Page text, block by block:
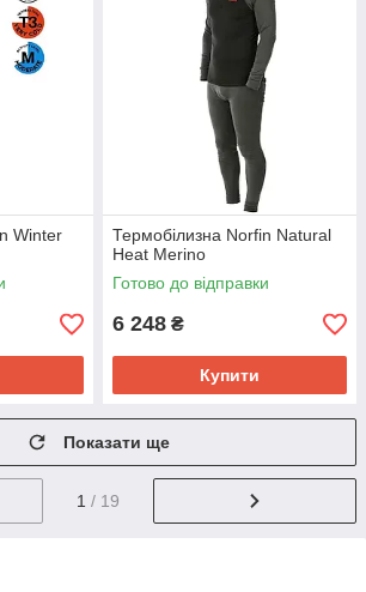
Winter
Термобілизна Norfin Natural
Heat Merino
Готово до відправки
6 248 ₴
Купити
Показати ще
1 / 19